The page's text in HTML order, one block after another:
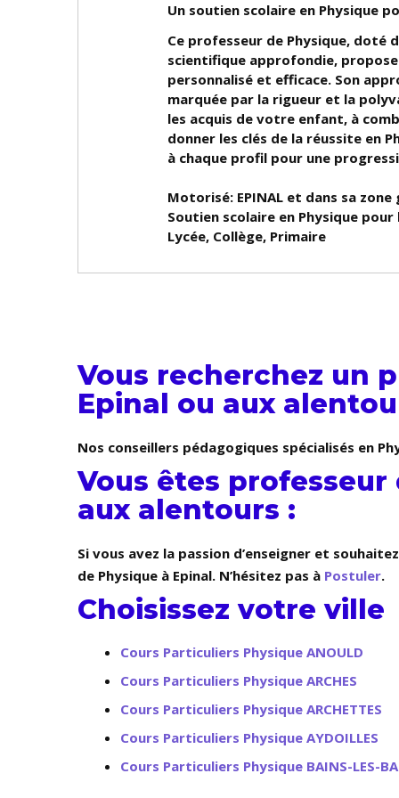
Un soutien scolaire en Physique
Ce professeur de Physique, doté
scientifique approfondie,
personnalisé et efficace. Son
marquée par la rigueur et la
les acquis de votre enfant, à
donner les clés de la réussite en
à chaque profil pour une
Motorisé: EPINAL et dans sa
Soutien scolaire en Physique
Lycée, Collège, Primaire
Vous recherchez un
Epinal ou aux
Nos conseillers pédagogiques spécialisés en
Vous êtes
aux alentours :
Si vous avez la passion d’enseigner et
de Physique à Epinal. N’hésitez pas à Postuler.
Choisissez votre ville
Cours Particuliers Physique ANOULD
Cours Particuliers Physique ARCHES
Cours Particuliers Physique ARCHETTES
Cours Particuliers Physique AYDOILLES
Cours Particuliers Physique BAINS-LES-